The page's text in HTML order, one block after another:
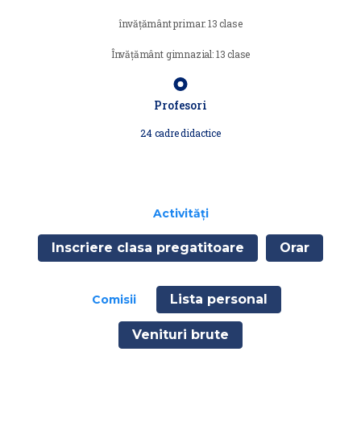
învățământ primar: 13 clase
Învățământ gimnazial: 13 clase
Profesori
24 cadre didactice
Activități
Inscriere clasa pregatitoare Orar
Comisii Lista personal
Venituri brute